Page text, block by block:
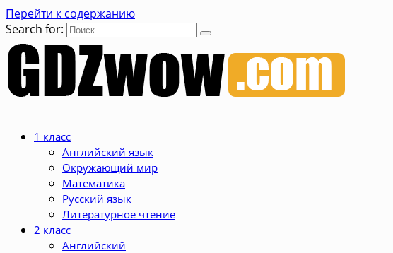
Перейти к содержанию
Search for:
1 класс
Английский язык
Окружающий мир
Математика
Русский язык
Литературное чтение
2 класс
Английский